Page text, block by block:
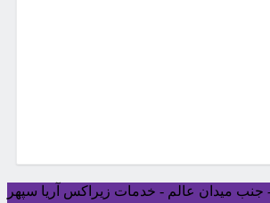
- جنب میدان عالم - خدمات زیراکس آریا سپهر